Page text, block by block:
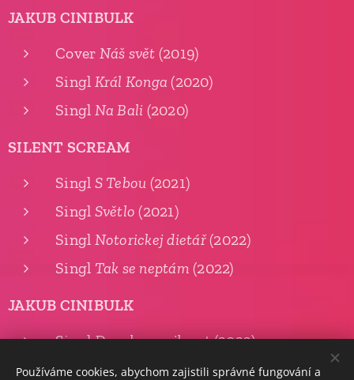
JAKUB CINIBULK
Cover Náš svět (2019)
Singl Král Konga (2020)
Singl Na Bali (2020)
SILENT SCREAM
Singl S Tebou (2021)
Singl Světlo (2021)
Singl Notorickej dietář(2022)
Singl Tak se neptám (2022)
JAKUB CINIBULK
SinglDovoleno milovat(2023)
SinglSnadný není(2023)
Používáme cookies, abychom zajistili správné fungování a